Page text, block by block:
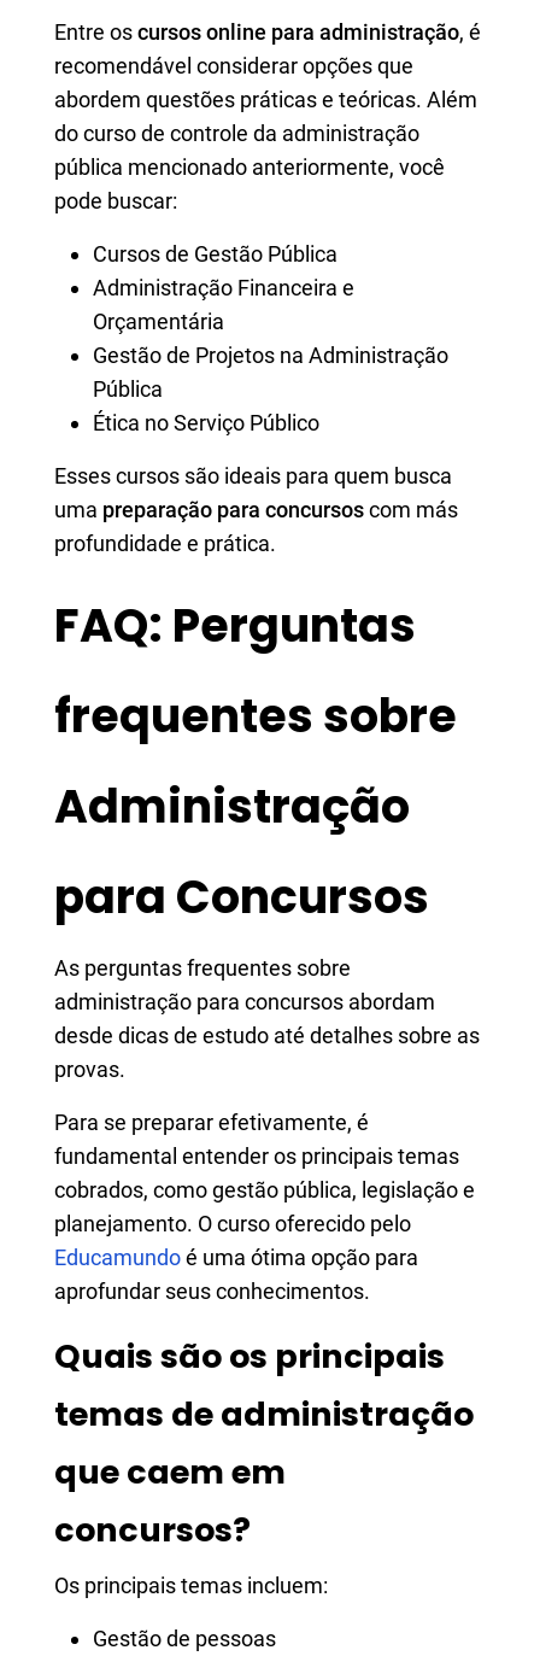
Entre oscursos online para administração, é
recomendável considerar opções que
abordem questões práticas e teóricas. Além
do curso de controle da administração
pública mencionado anteriormente, você
pode buscar:
Cursos de Gestão Pública
Administração Financeira e
Orçamentária
Gestão de Projetos na Administração
Pública
Ética no Serviço Público
Esses cursos são ideais para quem busca
uma preparação para concursoscom más
profundidade e prática.
FAQ: Perguntas
frequentes sobre
Administração
para Concursos
As perguntas frequentes sobre
administração para concursos abordam
desde dicas de estudo até detalhes sobre as
provas.
Para se preparar efetivamente, é
fundamental entender os principais temas
cobrados, como gestão pública, legislação e
planejamento. O curso oferecido pelo
Educamundoé uma ótima opção para
aprofundar seus conhecimentos.
Quais são os principais
temas de administração
que caem em
concursos?
Os principais temas incluem:
Gestão de pessoas